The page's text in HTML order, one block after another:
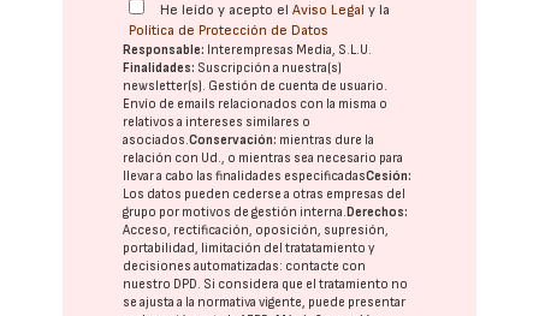
He leído y acepto elAviso Legal y la
Política de Protección de Datos
Responsable: Interempresas Media, S.L.U.
Finalidades: Suscripción a nuestra(s)
newsletter(s). Gestión de cuenta de usuario.
Envío de emails relacionados con la misma o
relativos a intereses similares o
asociados.Conservación: mientras dure la
relación con Ud., o mientras sea necesario para
llevar a cabo las finalidades especificadasCesión:
Los datos pueden cederse a otras empresas del
grupo por motivos de gestión interna. Derechos:
Acceso, rectificación, oposición, supresión,
portabilidad, limitación del tratatamiento y
decisiones automatizadas: contacte con
nuestro DPD. Si considera que el tratamiento no
se ajusta a la normativa vigente, puede presentar